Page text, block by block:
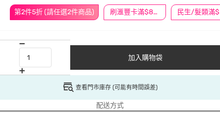
第2件5折 (請任選2件商品) 刷滙豐卡滿$888送3萬點
加入購物袋
查看門市庫存 (可能有時間誤差)
配送方式